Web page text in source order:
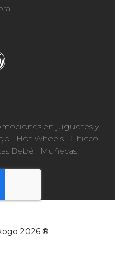
en juguetes y
| Hot Wheels | Chicco |
Bebé | Muñecas
2026 ®